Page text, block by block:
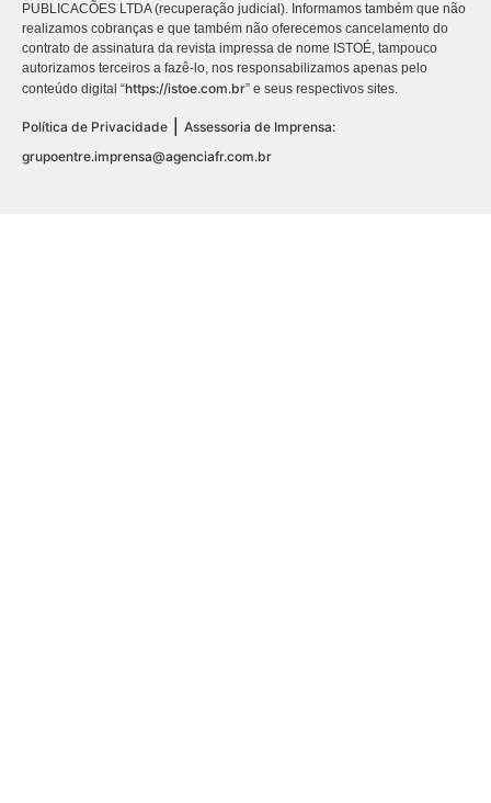
PUBLICACÕES LTDA (recuperação judicial). Informamos também que não
realizamos cobranças e que também não oferecemos cancelamento do
contrato de assinatura da revista impressa de nome ISTOÉ, tampouco
autorizamos terceiros a fazê-lo, nos responsabilizamos apenas pelo
conteúdo digital “https://istoe.com.br” e seus respectivos sites.
Política de Privacidade
Assessoria de Imprensa:
grupoentre.imprensa@agenciafr.com.br